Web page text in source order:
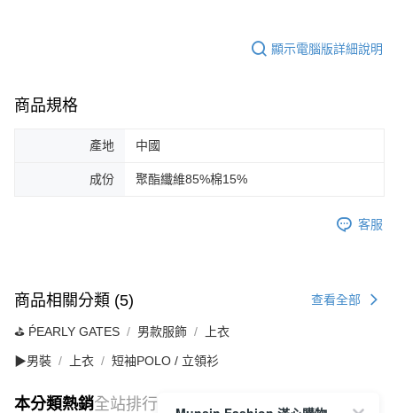
顯示電腦版詳細說明
商品規格
產地 中國
成份 聚酯纖維85%棉15%
客服
商品相關分類 (5) 查看全部
⛳️ ṔEARLY GATES 男款服飾 上衣
▶男裝 上衣 短袖POLO / 立領衫
本分類熱銷全站排行